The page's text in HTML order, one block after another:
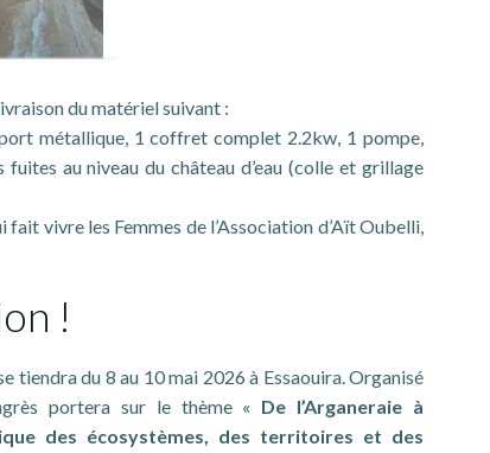
du matériel suivant :
métallique, 1 coffret complet 2.2kw, 1 pompe,
au niveau du château d’eau (colle et grillage
vivre les Femmes de l’Association d’Aït Oubelli,
!
tiendra du 8 au 10 mai 2026 à Essaouira. Organisé
portera sur le thème « De l’Arganeraie à
des écosystèmes, des territoires et des